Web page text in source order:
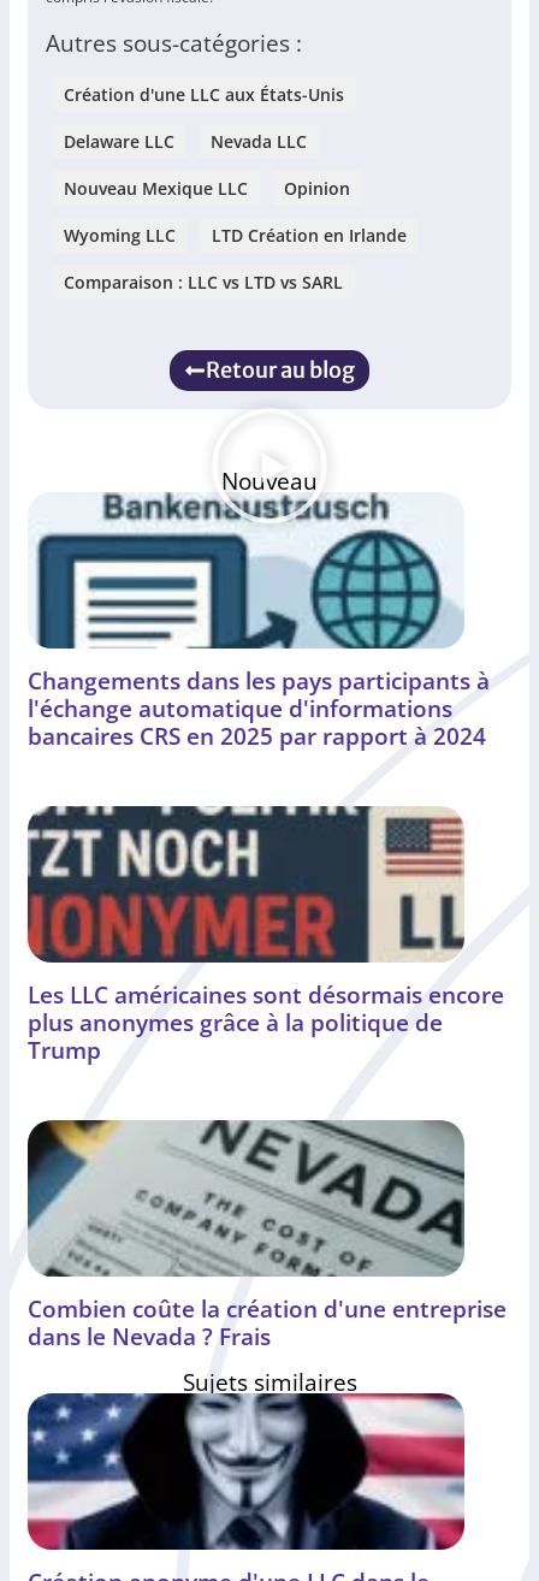
Autres sous-catégories :
Création d'une LLC aux États-Unis
Delaware LLC Nevada LLC
Nouveau Mexique LLC Opinion
Wyoming LLC LTD Création en Irlande
Comparaison : LLC vs LTD vs SARL
Retour au blog
Nouveau
Changements dans les pays participants à
l'échange automatique d'informations
bancaires CRS en 2025 par rapport à 2024
Les LLC américaines sont désormais encore
plus anonymes grâce à la politique de
Trump
Combien coûte la création d'une entreprise
dans le Nevada ? Frais
Sujets similaires